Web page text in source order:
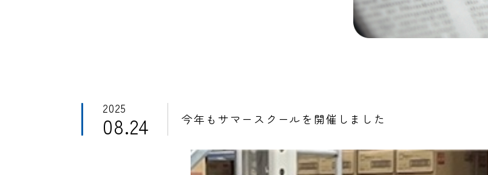
2025
08.24 今年もサマースクールを開催しました